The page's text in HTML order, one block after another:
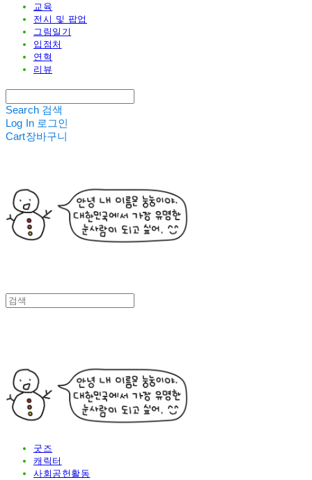
교육
전시 및 팝업
그림일기
입점처
연혁
리뷰
Search 검색
Log In 로그인
Cart장바구니
굿즈
캐릭터
사회공헌활동